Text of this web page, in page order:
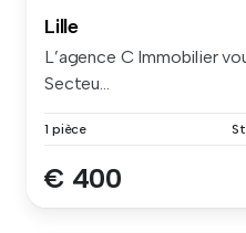
Lille
L’agence C Immobilier
Secteu...
1 pièce
€ 400